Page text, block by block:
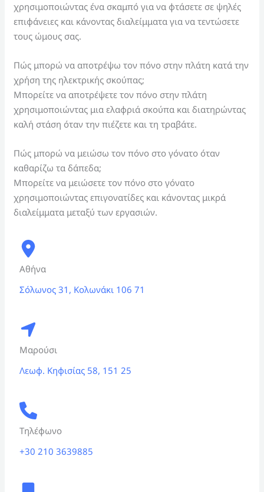
χρησιμοποιώντας ένα σκαμπό για να φτάσετε σε ψηλές
επιφάνειες και κάνοντας διαλείμματα για να τεντώσετε
τους ώμους σας.
Πώς μπορώ να αποτρέψω τον πόνο στην πλάτη κατά την
χρήση της ηλεκτρικής σκούπας;
Μπορείτε να αποτρέψετε τον πόνο στην πλάτη
χρησιμοποιώντας μια ελαφριά σκούπα και διατηρώντας
καλή στάση όταν την πιέζετε και τη τραβάτε.
Πώς μπορώ να μειώσω τον πόνο στο γόνατο όταν
καθαρίζω τα δάπεδα;
Μπορείτε να μειώσετε τον πόνο στο γόνατο
χρησιμοποιώντας επιγονατίδες και κάνοντας μικρά
διαλείμματα μεταξύ των εργασιών.
Αθήνα
Σόλωνος 31, Κολωνάκι 106 71
Μαρούσι
Λεωφ. Κηφισίας 58, 151 25
Τηλέφωνο
+30 210 3639885